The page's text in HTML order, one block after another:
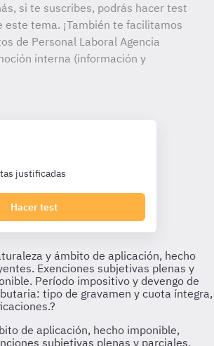
si te suscribes, podrás hacer test
este tema. ¡También te facilitamos
de Personal Laboral Agencia
interna (información y
justificadas
Hacer test